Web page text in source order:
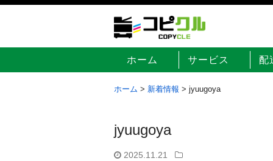
ホーム サービス 配
ホーム > 新着情報 > jyuugoya
jyuugoya
2025.11.21